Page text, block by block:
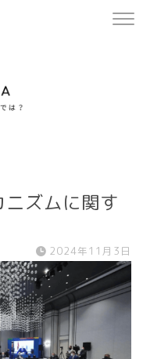
ニズムに関す
2024年11月3日